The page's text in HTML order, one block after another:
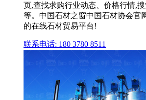
页,查找求购行业动态、价格行情,
等。中国石材之窗中国石材协会
的在线石材贸易平台!
联系电话: 180 3780 8511